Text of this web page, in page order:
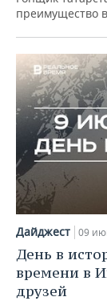
преимущество
Дайджест 09
День в
времени в
друзей